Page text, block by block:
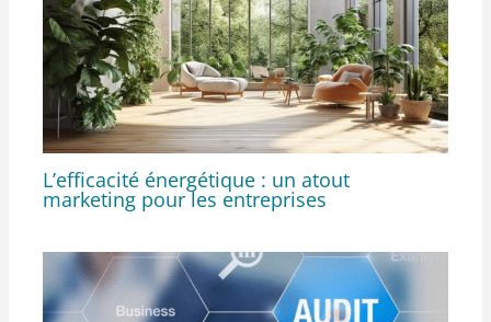
L’efficacité énergétique : un atout
marketing pour les entreprises